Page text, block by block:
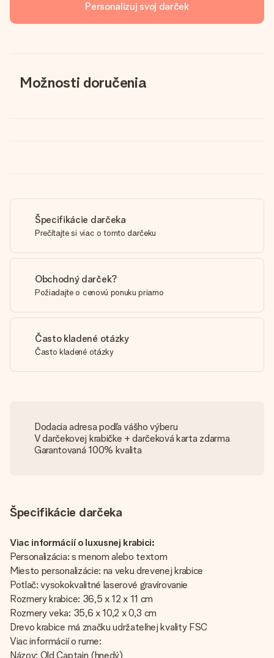
Personalizuj svoj darček
Možnosti doručenia
Špecifikácie darčeka
Prečítajte si viac o tomto darčeku
Obchodný darček?
Požiadajte o cenovú ponuku priamo
Často kladené otázky
Často kladené otázky
Dodacia adresa podľa vášho výberu
V darčekovej krabičke + darčeková karta zdarma
Garantovaná 100% kvalita
Špecifikácie darčeka
Viac informácií o luxusnej krabici:
Personalizácia: s menom alebo textom
Miesto personalizácie: na veku drevenej krabice
Potlač: vysokokvalitné laserové gravírovanie
Rozmery krabice: 36,5 x 12 x 11 cm
Rozmery veka: 35,6 x 10,2 x 0,3 cm
Drevo krabice má značku udržateľnej kvality FSC
Viac informácií o rume:
Názov: Old Captain (hnedý)